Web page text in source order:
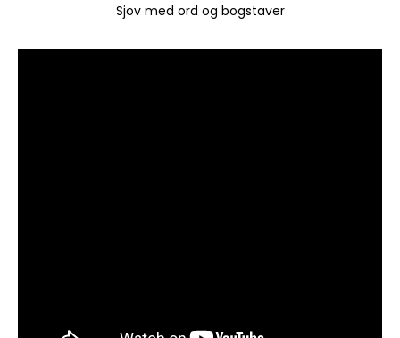
Sjov med ord og bogstaver